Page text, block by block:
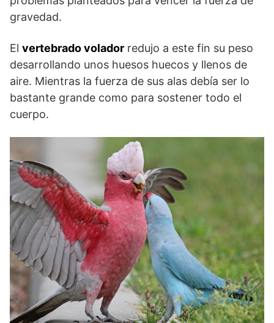
gravedad.
El vertebrado volador redujo a este fin su peso
desarrollando unos huesos huecos y llenos de
aire. Mientras la fuerza de sus alas debía ser lo
bastante grande como para sostener todo el
cuerpo.